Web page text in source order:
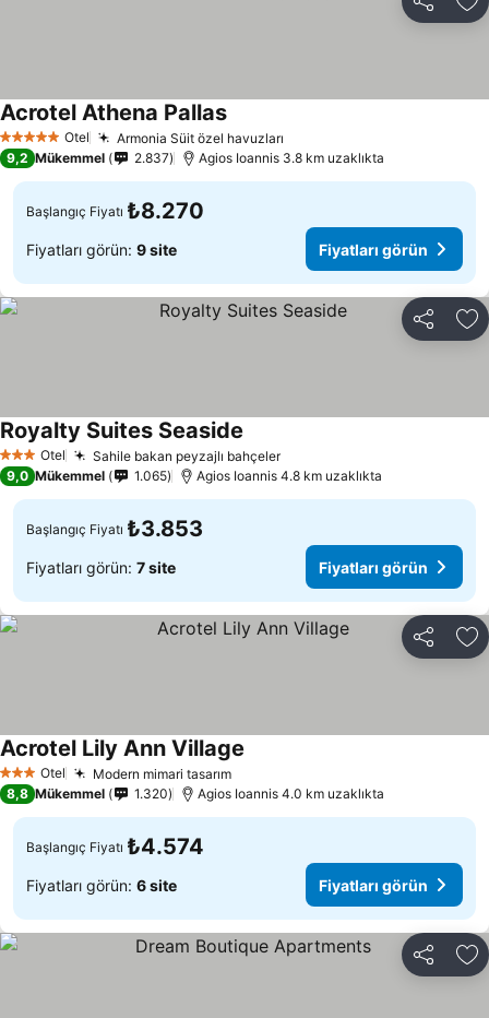
Paylaş
5 Yıldız Otel Armonia Süit özel havuzları
Acrotel Athena PallasFiyatları görün
9,2 Mükemmel 2.837 Agios Ioannis 3.8 km uzaklıkta
Başlangıç Fiyatı ₺8.270
Fiyatları görün: 9 site Fiyatları görün
Paylaş
3 YıldızOtel Sahile bakan peyzajlı bahçelerFiyatları görün
Royalty Suites Seaside
9,0 Mükemmel 1.065 Agios Ioannis 4.8 km uzaklıkta
Başlangıç Fiyatı ₺3.853
Fiyatları görün: 7 site Fiyatları görün
Paylaş
3 YıldızOtel Modern mimari tasarımFiyatları görün
Acrotel Lily Ann Village
8,8 Mükemmel 1.320 Agios Ioannis 4.0 km uzaklıkta
Başlangıç Fiyatı ₺4.574
Fiyatları görün: 6 site Fiyatları görün
Paylaş